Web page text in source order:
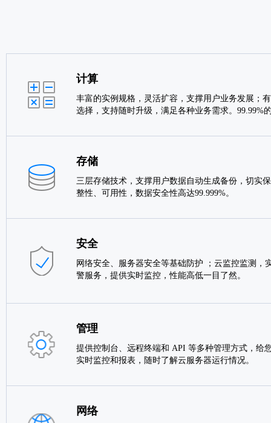
计算
丰富的实例规格，灵活扩容，支撑用户业务发展；
选择，支持随时升级，满足各种业务需求。99.99%
存储
三层存储技术，支撑用户数据自动生成备份，切实
整性、可用性，数据安全性高达99.999%。
安全
网络安全、服务器安全等基础防护 ；云监控监测
警服务，提供实时监控，性能高低一目了然。
管理
提供控制台、远程终端和 API 等多种管理方式，给
实时监控和报表，随时了解云服务器运行情况。
网络